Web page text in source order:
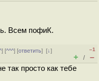
Всем пофиК.
] [^^^] [ответить][↓]
–1
+ / –
так просто как тебе